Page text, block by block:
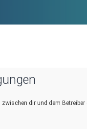
dir und dem